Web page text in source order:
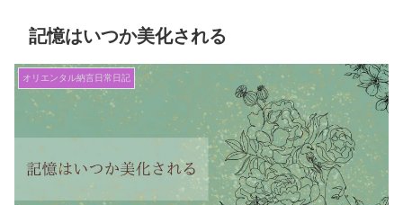
記憶はいつか美化される
オリエンタル納言日常日記